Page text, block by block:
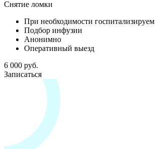
Снятие ломки
При необходимости госпитализируем
Подбор инфузии
Анонимно
Оперативный выезд
6 000 руб.
Записаться